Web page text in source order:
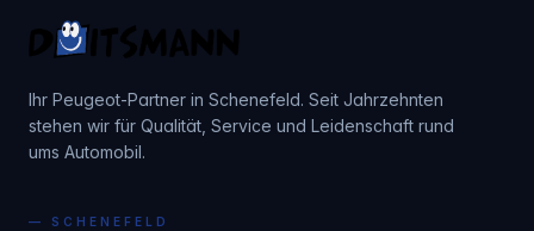
Ihr Peugeot-Partner in Schenefeld. Seit Jahrzehnten
stehen wir für Qualität, Service und Leidenschaft rund
ums Automobil.
— SCHENEFELD